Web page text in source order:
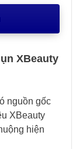
XBeauty
nguồn gốc
XBeauty
hiện